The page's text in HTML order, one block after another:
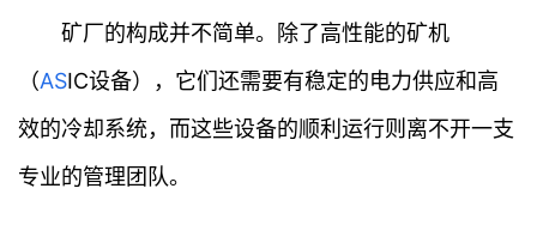
矿厂的构成并不简单。除了高性能的矿机
（ASIC设备），它们还需要有稳定的电力供应和高
效的冷却系统，而这些设备的顺利运行则离不开一支
专业的管理团队。